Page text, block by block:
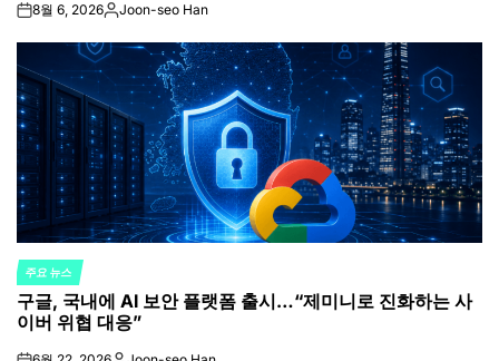
on8월 6, 2026Posted
Joon-seo Han
POSTED
IN
주요 뉴스
구글, 국내에 AI 보안 플랫폼 출시…“제미니로 진화하는 사
이버 위협 대응”